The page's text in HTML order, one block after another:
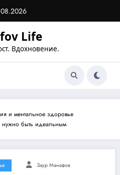
Life
Вдохновение.
и ментальное здоровье
нужно быть идеальным
Заур Манафов